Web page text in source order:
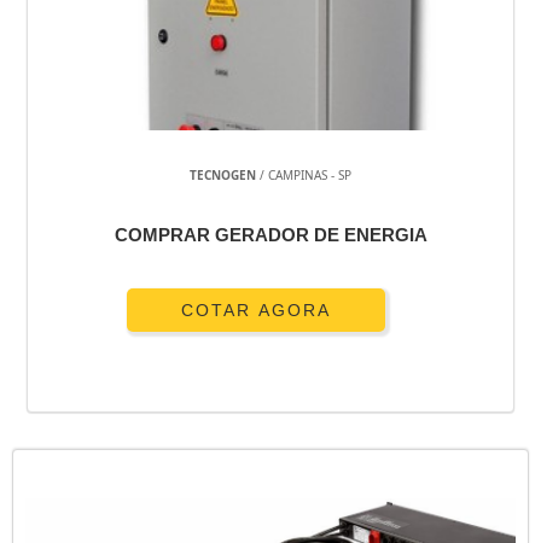
TECNOGEN / CAMPINAS - SP
COMPRAR GERADOR DE ENERGIA
COTAR AGORA